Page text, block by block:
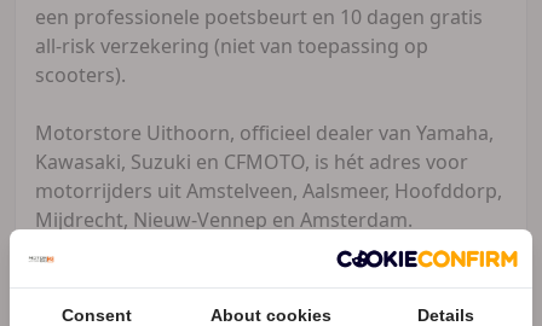
een professionele poetsbeurt en 10 dagen gratis
all-risk verzekering (niet van toepassing op
scooters).
Motorstore Uithoorn, officieel dealer van Yamaha,
Kawasaki, Suzuki en CFMOTO, is hét adres voor
motorrijders uit Amstelveen, Aalsmeer, Hoofddorp,
Mijdrecht, Nieuw-Vennep en Amsterdam.
Kom langs voor een proefrit – de koffie staat klaar!
Consent About cookies Details